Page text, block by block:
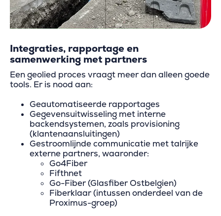
Integraties, rapportage en
samenwerking met partners
Een geolied proces vraagt meer dan alleen goede
tools. Er is nood aan:
Geautomatiseerde rapportages
Gegevensuitwisseling met interne
backendsystemen, zoals provisioning
(klantenaansluitingen)
Gestroomlijnde communicatie met talrijke
externe partners, waaronder:
Go4Fiber
Fifthnet
Go-Fiber (Glasfiber Ostbelgien)
Fiberklaar (intussen onderdeel van de
Proximus-groep)